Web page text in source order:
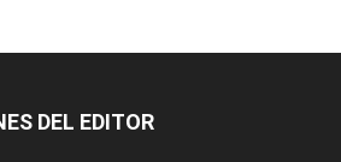
DEL EDITOR